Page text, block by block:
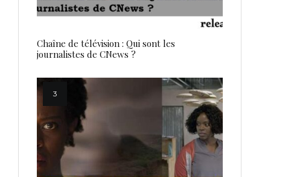
Chaîne de télévision : Qui sont les
journalistes de CNews ?